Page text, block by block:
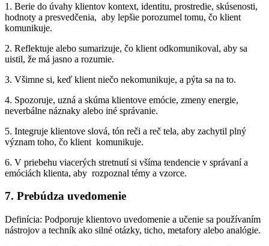
1. Berie do úvahy klientov kontext, identitu, prostredie, skúsenosti,
hodnoty a presvedčenia, aby lepšie porozumel tomu, čo klient
komunikuje.
2. Reflektuje alebo sumarizuje, čo klient odkomunikoval, aby sa
uistil, že má jasno a rozumie.
3. Všimne si, keď klient niečo nekomunikuje, a pýta sa na to.
4. Spozoruje, uzná a skúma klientove emócie, zmeny energie,
neverbálne náznaky alebo iné správanie.
5. Integruje klientove slová, tón reči a reč tela, aby zachytil plný
význam toho, čo klient komunikuje.
6. V priebehu viacerých stretnutí si všíma tendencie v správaní a
emóciách klienta, aby rozpoznal témy a vzorce.
7. Prebúdza uvedomenie
Definícia: Podporuje klientovo uvedomenie a učenie sa používaním
nástrojov a techník ako silné otázky, ticho, metafory alebo analógie.